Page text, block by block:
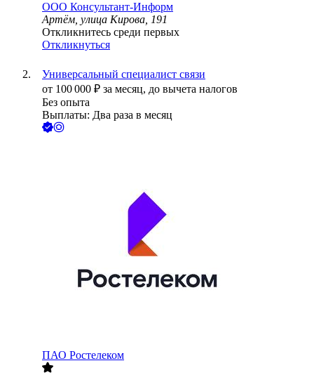
ООО Консультант-Информ
Артём, улица Кирова, 191
Откликнитесь среди первых
Откликнуться
Универсальный специалист связи
от 100 000 ₽ за месяц, до вычета налогов
Без опыта
Выплаты: Два раза в месяц
ПАО Ростелеком